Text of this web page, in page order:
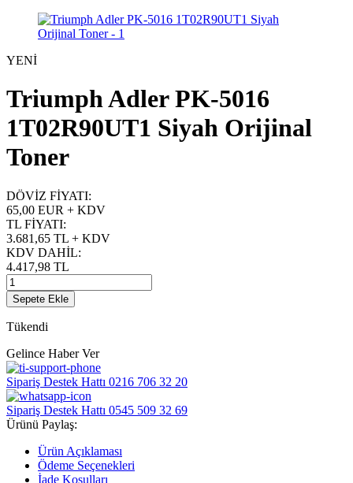
YENİ
Triumph Adler PK-5016
1T02R90UT1 Siyah Orijinal
Toner
DÖVİZ FİYATI:
65,00 EUR + KDV
TL FİYATI:
3.681,65 TL + KDV
KDV DAHİL:
4.417,98 TL
Sepete Ekle
Tükendi
Gelince Haber Ver
Sipariş Destek Hattı 0216 706 32 20
Sipariş Destek Hattı 0545 509 32 69
Ürünü Paylaş:
Ürün Açıklaması
Ödeme Seçenekleri
İade Koşulları